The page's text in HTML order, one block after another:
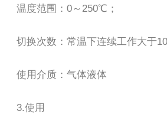
温度范围：0～250℃；
切换次数：常温下连续工作大于
使用介质：气体液体
3.使用